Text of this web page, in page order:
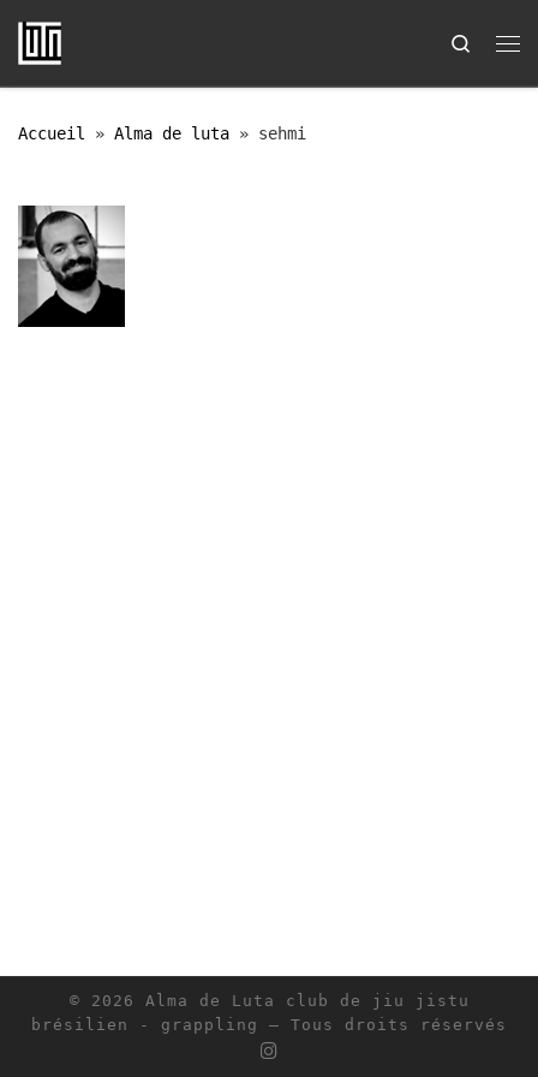
Passer au contenu
Search
Accueil » Alma de luta » sehmi
© 2026 Alma de Luta club de jiu jistu
brésilien - grappling
– Tous droits réservés